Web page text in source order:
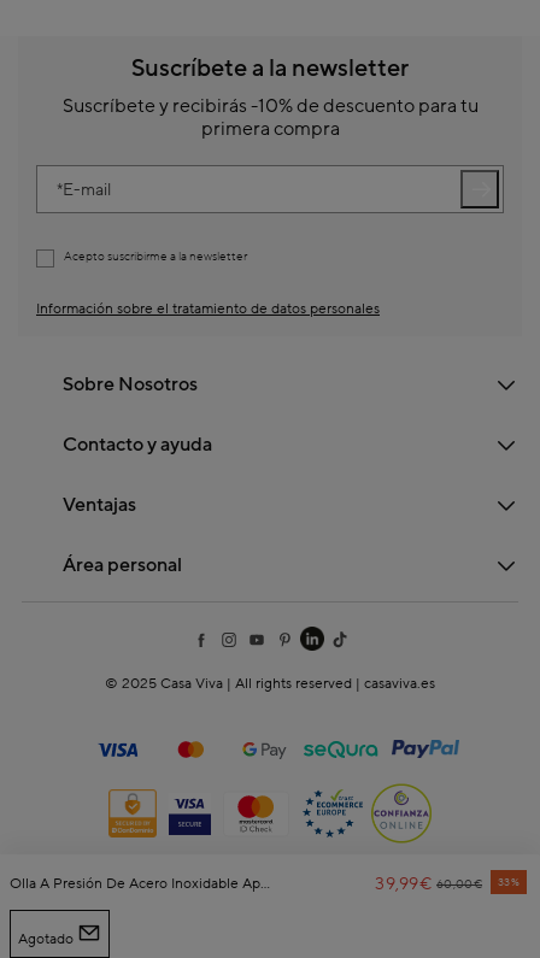
Olla A Presión De Acero Inoxidable Apta Para Inducción Duero Ø22cm - 5,5L - Bergner Price Reduced
60,00€
To 33%
39,99€
Agotado
Suscríbete a la newsletter
Suscríbete y recibirás -10% de descuento para tu
primera compra
E-mail
Acepto suscribirme a la newsletter
Información sobre el tratamiento de datos personales
Sobre Nosotros
Contacto y ayuda
Ventajas
Área personal
© 2025 Casa Viva | All rights reserved | casaviva.es